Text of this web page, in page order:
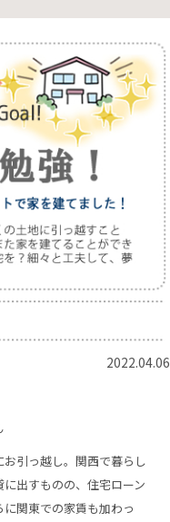
2022.04.06
引っ越し。関西で暮らし
出すものの、住宅ローン
関東での家賃も加わっ